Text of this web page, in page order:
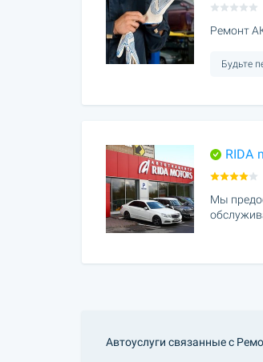
Ремонт
Будьте
RIDA
Мы
Автоуслуги связанные с